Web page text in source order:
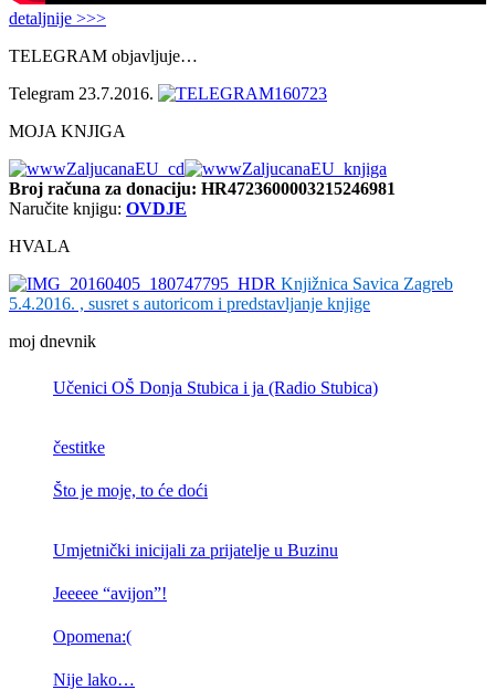
detaljnije >>>
TELEGRAM objavljuje…
Telegram 23.7.2016.
MOJA KNJIGA
Broj računa za donaciju: HR4723600003215246981
Naručite knjigu: OVDJE
HVALA
Knjižnica Savica Zagreb
5.4.2016. , susret s autoricom i predstavljanje knjige
moj dnevnik
Učenici OŠ Donja Stubica i ja (Radio Stubica)
čestitke
Što je moje, to će doći
Umjetnički inicijali za prijatelje u Buzinu
Jeeeee “avijon”!
Opomena:(
Nije lako…